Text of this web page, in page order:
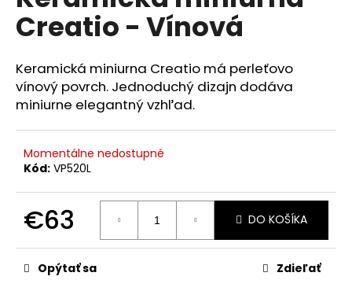
0,0
z
hviezdičiek.
Creatio - Vínová
Keramická miniurna Creatio má perleťovo
vínový povrch. Jednoduchý dizajn dodáva
miniurne elegantný vzhľad.
Momentálne nedostupné
Kód: VP520L
€63
cena:
DO KOŠÍKA
Opýtať sa Zdieľať
á
j
s
ť
?
O
d